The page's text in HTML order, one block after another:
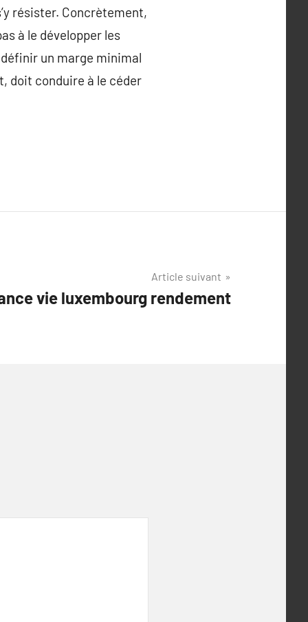
résister. Concrètement,
à le développer les
un marge minimal
doit conduire à le céder
Article suivant
vie luxembourg rendement